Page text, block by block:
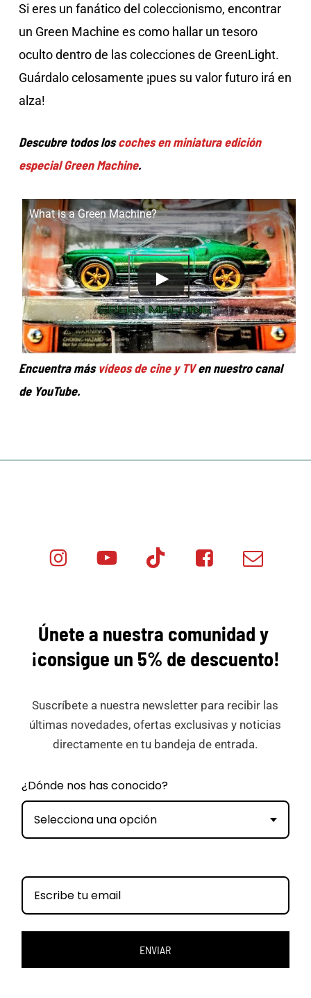
Si eres un fanático del coleccionismo, encontrar
un Green Machine es como hallar un tesoro
oculto dentro de las colecciones de GreenLight.
Guárdalo celosamente ¡pues su valor futuro irá en
alza!
Descubre todos loscoches en miniatura edición
especial Green Machine.
What is a Green Machine?
Encuentra másvídeos de cine y TVen nuestro canal
de YouTube.
Minicar Tok
Minicar Minicar
Únete a nuestra comunidad y
¡consigue un 5% de descuento!
Suscríbete a nuestra newsletter para recibir las
últimas novedades, ofertas exclusivas y noticias
directamente en tu bandeja de entrada.
¿Dónde nos has conocido?
Selecciona una opción
ENVIAR